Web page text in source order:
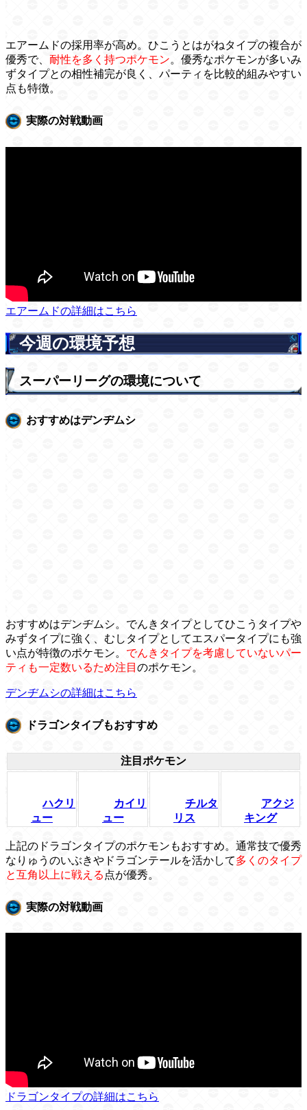
エアームドの採用率が高め。ひこうとはがねタイプの複合が
優秀で、 耐性を多く持つポケモン。優秀なポケモンが多いみ
ずタイプとの相性補完が良く、パーティを比較的組みやすい
点も特徴。
実際の対戦動画
エアームドの詳細はこちら
今週の環境予想
スーパーリーグの環境について
おすすめはデンヂムシ
おすすめはデンヂムシ。でんきタイプとしてひこうタイプや
みずタイプに強く、むしタイプとしてエスパータイプにも強
い点が特徴のポケモン。 でんきタイプを考慮していないパー
ティも一定数いるため注目 のポケモン。
デンヂムシの詳細はこちら
ドラゴンタイプもおすすめ
注目ポケモン
ハクリ
ュー
カイリ
ュー
チルタ
リス
アクジ
キング
上記のドラゴンタイプのポケモンもおすすめ。通常技で優秀
なりゅうのいぶきやドラゴンテールを活かして多くのタイプ
と互角以上に戦える 点が優秀。
実際の対戦動画
ドラゴンタイプの詳細はこちら